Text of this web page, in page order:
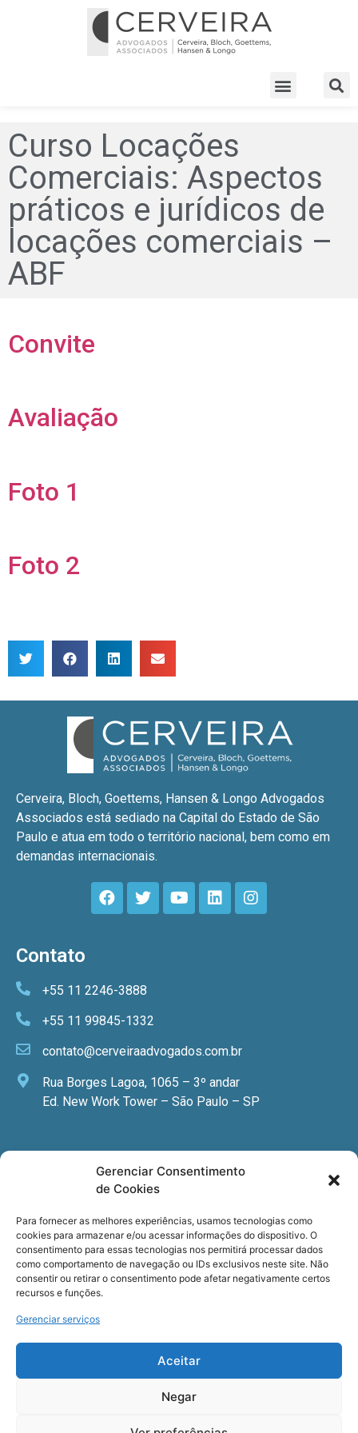
Gerenciar Consentimento
de Cookies
Para fornecer as melhores experiências, usamos tecnologias como
cookies para armazenar e/ou acessar informações do dispositivo. O
consentimento para essas tecnologias nos permitirá processar dados
como comportamento de navegação ou IDs exclusivos neste site. Não
consentir ou retirar o consentimento pode afetar negativamente certos
recursos e funções.
Gerenciar serviços
Aceitar
Negar
Curso Locações
Comerciais: Aspectos
práticos e jurídicos de
locações comerciais –
ABF
Convite
Avaliação
Foto 1
Foto 2
Cerveira, Bloch, Goettems, Hansen & Longo Advogados
Associados está sediado na Capital do Estado de São
Paulo e atua em todo o território nacional, bem como em
demandas internacionais.
Contato
+55 11 2246-3888
+55 11 99845-1332
contato@cerveiraadvogados.com.br
Rua Borges Lagoa, 1065 – 3º andar
Ed. New Work Tower – São Paulo – SP
Newsletter
Quer receber nossa newsletter com notícias
especializadas, cursos e eventos?
Registre seu email.
Termos de usoe aPolítica de privacidade